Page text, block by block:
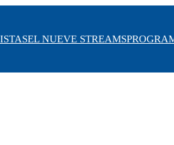
EL NUEVE STREAMS